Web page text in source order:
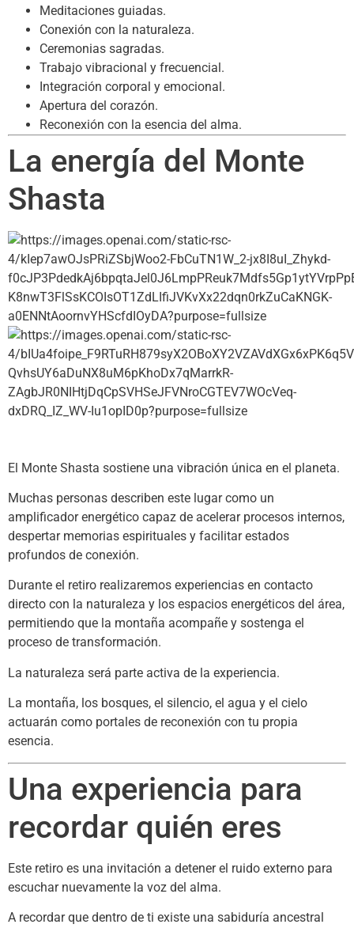
Meditaciones guiadas.
Conexión con la naturaleza.
Ceremonias sagradas.
Trabajo vibracional y frecuencial.
Integración corporal y emocional.
Apertura del corazón.
Reconexión con la esencia del alma.
La energía del Monte
Shasta
El Monte Shasta sostiene una vibración única en el planeta.
Muchas personas describen este lugar como un
amplificador energético capaz de acelerar procesos internos,
despertar memorias espirituales y facilitar estados
profundos de conexión.
Durante el retiro realizaremos experiencias en contacto
directo con la naturaleza y los espacios energéticos del área,
permitiendo que la montaña acompañe y sostenga el
proceso de transformación.
La naturaleza será parte activa de la experiencia.
La montaña, los bosques, el silencio, el agua y el cielo
actuarán como portales de reconexión con tu propia
esencia.
Una experiencia para
recordar quién eres
Este retiro es una invitación a detener el ruido externo para
escuchar nuevamente la voz del alma.
A recordar que dentro de ti existe una sabiduría ancestral